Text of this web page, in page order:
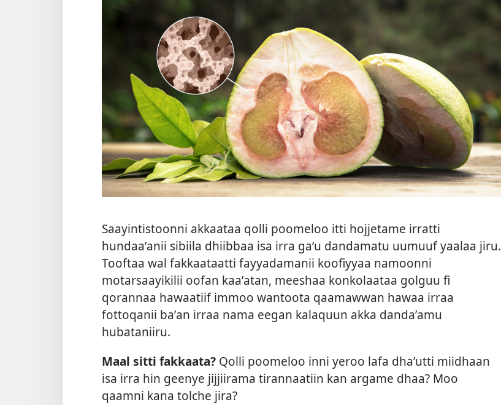
Saayintistoonni akkaataa qolli poomeloo itti hojjetame irratti
hundaaʼanii sibiila dhiibbaa isa irra gaʼu dandamatu uumuuf yaalaa jiru.
Tooftaa wal fakkaataatti fayyadamanii koofiyyaa namoonni
motarsaayikilii oofan kaaʼatan, meeshaa konkolaataa golguu fi
qorannaa hawaatiif immoo wantoota qaamawwan hawaa irraa
fottoqanii baʼan irraa nama eegan kalaquun akka dandaʼamu
hubataniiru.
Maal sitti fakkaata? Qolli poomeloo inni yeroo lafa dhaʼutti miidhaan
isa irra hin geenye jijjiirama tirannaatiin kan argame dhaa? Moo
qaamni kana tolche jira?